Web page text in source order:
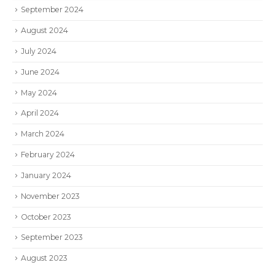
September 2024
August 2024
July 2024
June 2024
May 2024
April 2024
March 2024
February 2024
January 2024
November 2023
October 2023
September 2023
August 2023